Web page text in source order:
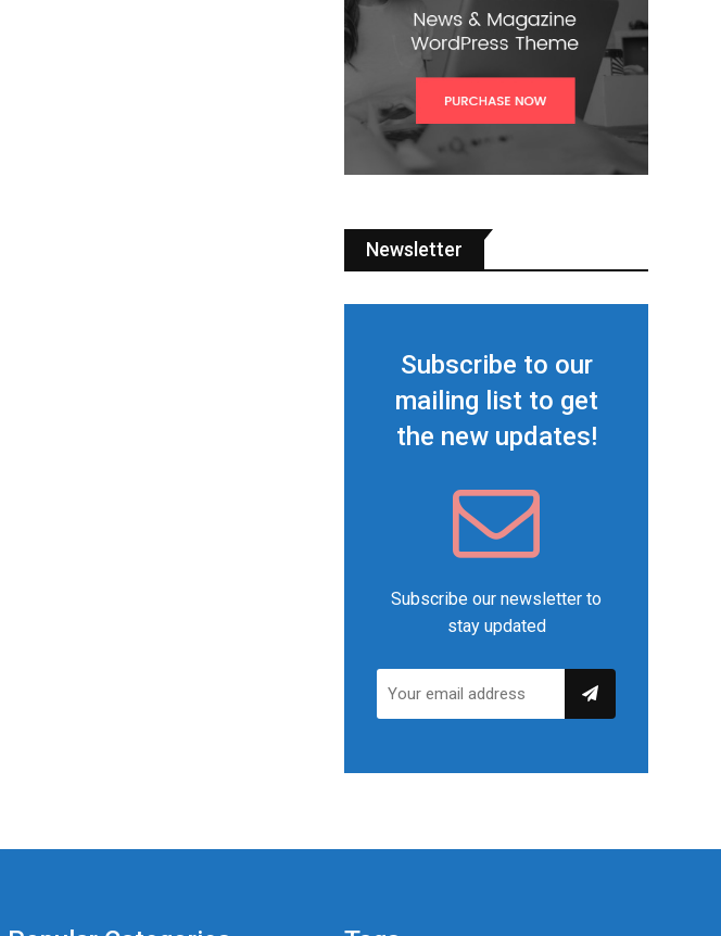
Newsletter
Subscribe to our
mailing list to get
the new updates!
Subscribe our newsletter to
stay updated